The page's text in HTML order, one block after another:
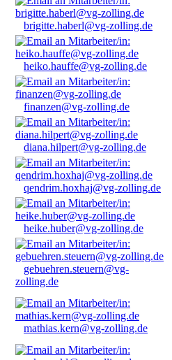
brigitte.haberl@vg-zolling.de
heiko.hauffe@vg-zolling.de
finanzen@vg-zolling.de
diana.hilpert@vg-zolling.de
qendrim.hoxhaj@vg-zolling.de
heike.huber@vg-zolling.de
gebuehren.steuern@vg-
zolling.de
mathias.kern@vg-zolling.de